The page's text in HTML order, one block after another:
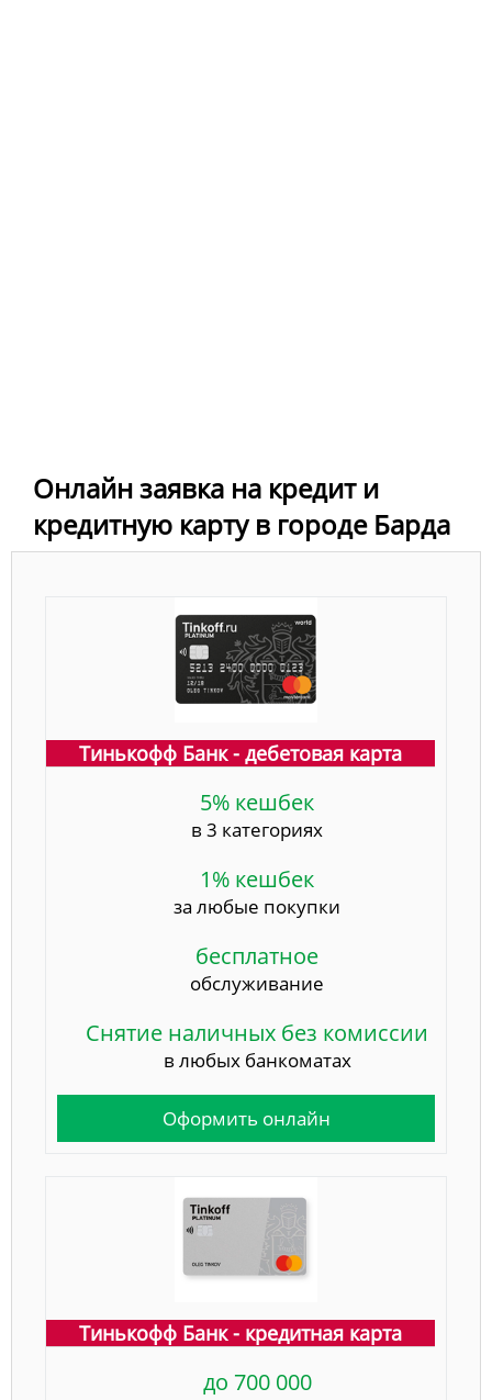
Онлайн заявка на кредит и
кредитную карту в городе Барда
Тинькофф Банк - дебетовая карта
5% кешбек
в 3 категориях
1% кешбек
за любые покупки
бесплатное
обслуживание
Снятие наличных без комиссии
в любых банкоматах
Оформить онлайн
Тинькофф Банк - кредитная карта
до 700 000